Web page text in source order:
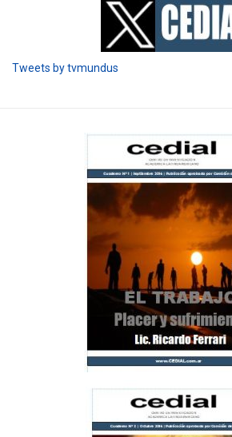
Tweets by tvmundus